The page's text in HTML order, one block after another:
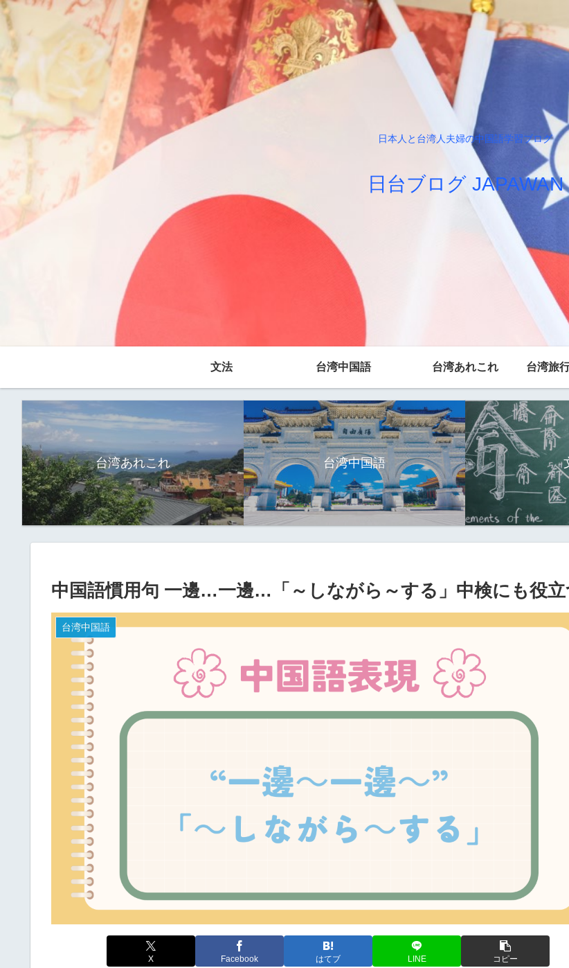
日本人と台湾人夫婦の中国語学習ブログ
日台ブログ JAPAWAN
文法 台湾中国語 台湾あれこれ
台湾あれこれ 台湾中国語
中国語慣用句 一邊…一邊…「～しながら～する」中検にも役
台湾中国語
X Facebook はてブ LINE コピー